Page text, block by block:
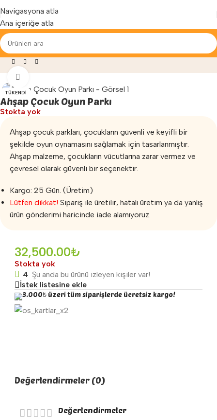
Navigasyona atla
Ana içeriğe atla
Yenilenen arayüzümüz ile hizmetinizdeyiz...
Parkları»
TÜKENDI
Ahşap Çocuk Oyun Parkı
Stokta yok
Ahşap çocuk parkları, çocukların güvenli ve keyifli bir
şekilde oyun oynamasını sağlamak için tasarlanmıştır.
Ahşap malzeme, çocukların vücutlarına zarar vermez ve
çevresel olarak güvenli bir seçenektir.
Kargo: 25 Gün. (Üretim)
Lütfen dikkat! Sipariş ile üretilir, hatalı üretim ya da yanlış
ürün gönderimi haricinde iade alamıyoruz.
32,500.00₺
Stokta yok
4 Şu anda bu ürünü izleyen kişiler var!
İstek listesine ekle
3.000₺ üzeri tüm siparişlerde ücretsiz kargo!
Değerlendirmeler (0)
Değerlendirmeler